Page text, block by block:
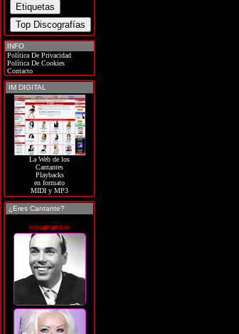
INFO
Política De Privacidad
Política De Cookies
Contacto
IM DIGITAL
La Web de los
Cantantes
Playbacks
en formato
MIDI y MP3
¿Eres Cantante?
soycantante.es